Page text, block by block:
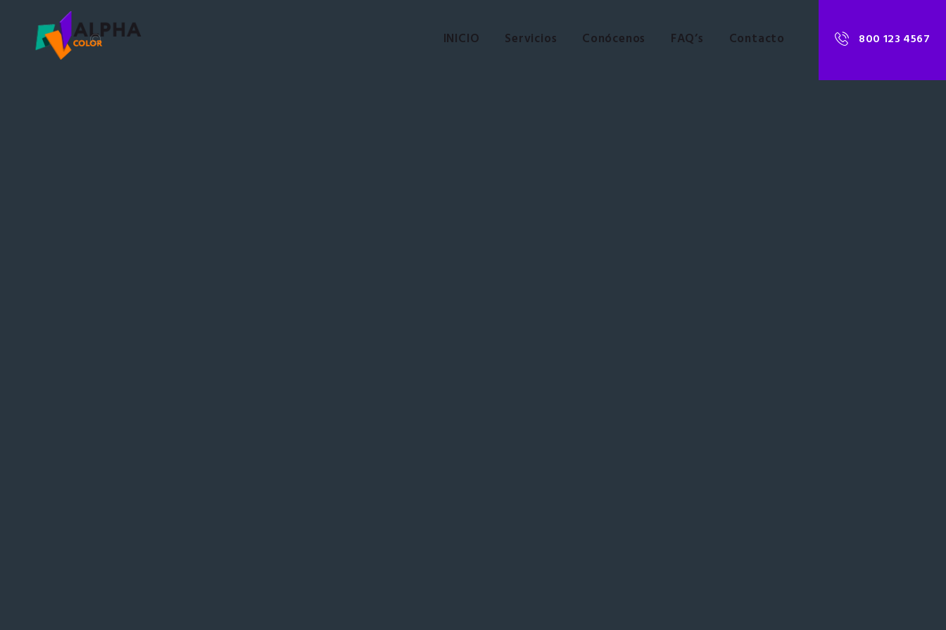
INICIO Servicios Conócenos FAQ’s Contacto 800 123 4567